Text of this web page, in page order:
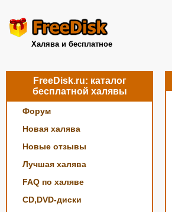
Халява и бесплатное
FreeDisk.ru: каталог
бесплатной халявы
Форум
Новая халява
Новые отзывы
Лучшая халява
FAQ по халяве
CD,DVD-диски